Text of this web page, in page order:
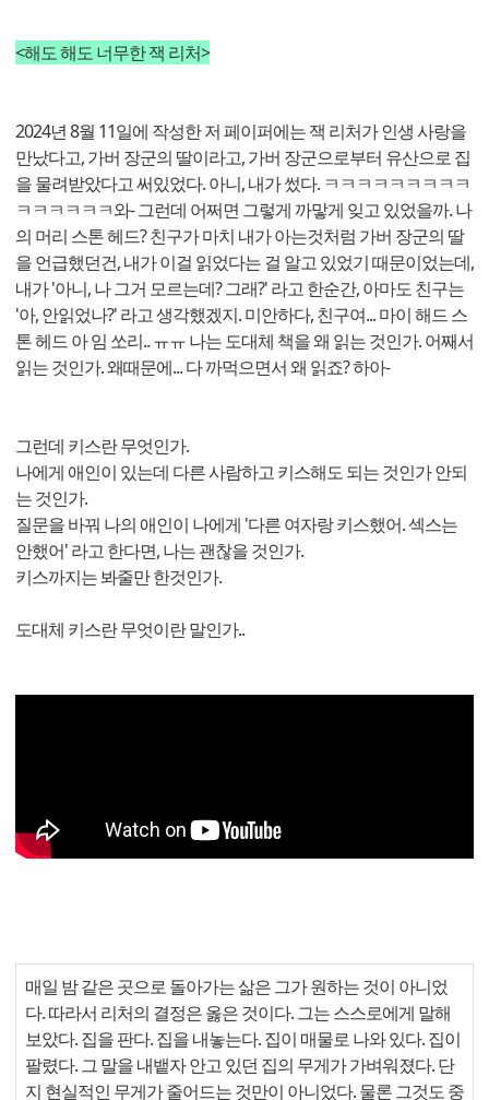
<해도 해도 너무한 잭 리처>
2024년 8월 11일에 작성한 저 페이퍼에는 잭 리처가 인생 사랑을
만났다고, 가버 장군의 딸이라고, 가버 장군으로부터 유산으로 집
을 물려받았다고 써있었다. 아니, 내가 썼다. ㅋㅋㅋㅋㅋㅋㅋㅋㅋ
ㅋㅋㅋㅋㅋㅋ와- 그런데 어쩌면 그렇게 까맣게 잊고 있었을까. 나
의 머리 스톤 헤드? 친구가 마치 내가 아는것처럼 가버 장군의 딸
을 언급했던건, 내가 이걸 읽었다는 걸 알고 있었기 때문이었는데,
내가 '아니, 나 그거 모르는데? 그래?' 라고 한순간, 아마도 친구는
'아, 안읽었나?' 라고 생각했겠지. 미안하다, 친구여... 마이 해드 스
톤 헤드 아 임 쏘리.. ㅠㅠ 나는 도대체 책을 왜 읽는 것인가. 어째서
읽는 것인가. 왜때문에... 다 까먹으면서 왜 읽죠? 하아-
그런데 키스란 무엇인가.
나에게 애인이 있는데 다른 사람하고 키스해도 되는 것인가 안되
는 것인가.
질문을 바꿔 나의 애인이 나에게 '다른 여자랑 키스했어. 섹스는
안했어' 라고 한다면, 나는 괜찮을 것인가.
키스까지는 봐줄만 한것인가.
도대체 키스란 무엇이란 말인가..
매일 밤 같은 곳으로 돌아가는 삶은 그가 원하는 것이 아니었
다. 따라서 리처의 결정은 옳은 것이다. 그는 스스로에게 말해
보았다. 집을 판다. 집을 내놓는다. 집이 매물로 나와 있다. 집이
팔렸다. 그 말을 내뱉자 안고 있던 집의 무게가 가벼워졌다. 단
지 현실적인 무게가 줄어드는 것만이 아니었다. 물론 그것도 중